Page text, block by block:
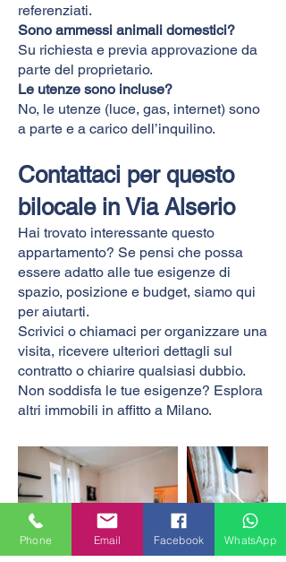
referenziati.
Sono ammessi animali domestici?
Su richiesta e previa approvazione da
parte del proprietario.
Le utenze sono incluse?
No, le utenze (luce, gas, internet) sono
a parte e a carico dell’inquilino.
Contattaci per questo
bilocale in Via Alserio
Hai trovato interessante questo
appartamento? Se pensi che possa
essere adatto alle tue esigenze di
spazio, posizione e budget, siamo qui
per aiutarti.
Scrivici o chiamaci per organizzare una
visita, ricevere ulteriori dettagli sul
contratto o chiarire qualsiasi dubbio.
Non soddisfa le tue esigenze? Esplora
altri immobili in affitto a Milano.​
Phone Email Facebook WhatsApp